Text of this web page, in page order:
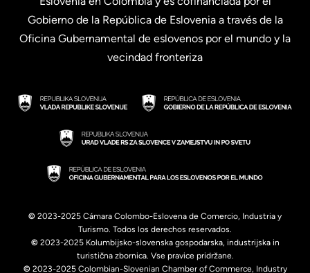
Gobierno de la República de Eslovenia a través de la
Oficina Gubernamental de eslovenos por el mundo y la
vecindad fronteriza
© 2023-2025 Cámara Colombo-Eslovena de Comercio, Industria y
Turismo. Todos los derechos reservados.
© 2023-2025 Kolumbijsko-slovenska gospodarska, industrijska in
turistična zbornica. Vse pravice pridržane.
© 2023-2025 Colombian-Slovenian Chamber of Commerce, Industry